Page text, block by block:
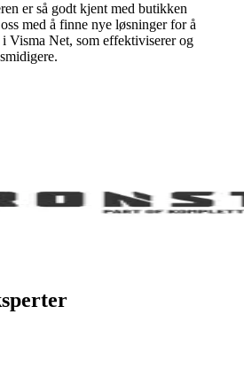
er så godt kjent med butikken
med å finne nye løsninger for å
i Visma Net, som effektiviserer og